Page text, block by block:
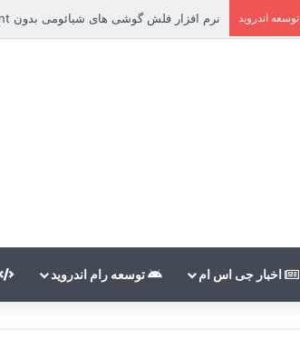
توسعه اندروید نرم افزار فلش گوشی های شیائومی بدون auth account
اخبار جی اس ام توسعه رام اندروید